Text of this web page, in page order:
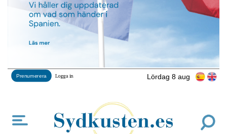
Lördag 8 aug
Prenumerera Logga in